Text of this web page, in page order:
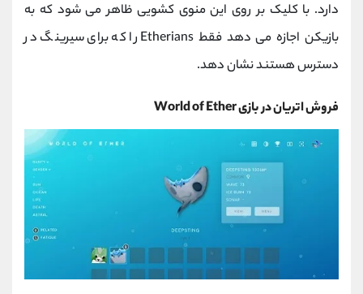
دارد. با کلیک بر روی این منوی کشویی ظاهر می ‌شود که به
بازیکن اجازه می ‌دهد فقط Etherians را که برای سیرینگ در
دسترس هستند نشان دهد.
فروش اتریان در بازی World of Ether